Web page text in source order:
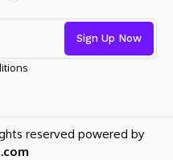
reserved powered by